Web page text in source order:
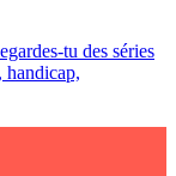
tu des séries
handicap,